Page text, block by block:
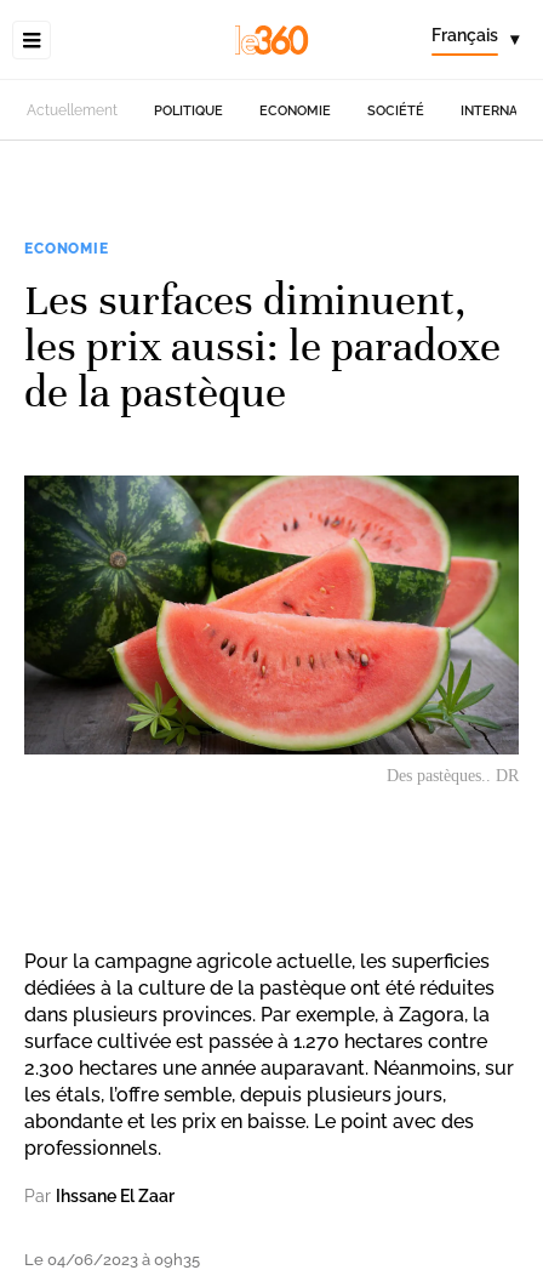
Français ▾
Actuellement POLITIQUE ECONOMIE SOCIÉTÉ
ECONOMIE
Les surfaces diminuent,
les prix aussi: le paradoxe
de la pastèque
Des pastèques.. DR
Pour la campagne agricole actuelle, les superficies
dédiées à la culture de la pastèque ont été réduites
dans plusieurs provinces. Par exemple, à Zagora, la
surface cultivée est passée à 1.270 hectares contre
2.300 hectares une année auparavant. Néanmoins, sur
les étals, l’offre semble, depuis plusieurs jours,
abondante et les prix en baisse. Le point avec des
professionnels.
Par Ihssane El Zaar
Le 04/06/2023 à 09h35